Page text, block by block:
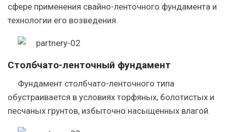
сфере применения свайно-ленточного фундамента и
технологии его возведения.
Столбчато-ленточный фундамент
Фундамент столбчато-ленточного типа
обустраивается в условиях торфяных, болотистых и
песчаных грунтов, избыточно насыщенных влагой.